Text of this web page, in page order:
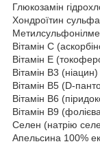
Глюкозамін
Хондроїтин
Вітамін С
Вітамін E
Вітамін B3
Вітамін B5 (D-
Вітамін B6
Вітамін B9
Селен (натрію
Апельсина 100%